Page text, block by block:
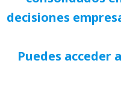
decisiones
Puedes acceder